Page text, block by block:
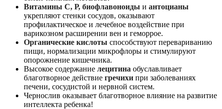
Витамины С, Р, биофлавоноиды и антоцианы
укрепляют стенки сосудов, оказывают
профилактическое и лечебное воздействие при
варикозном расширении вен и геморрое.
Органические кислоты способствуют перевариванию
пищи, нормализации микрофлоры и стимулируют
опорожнение кишечника.
Высокое содержание лецитина обуславливает
благотворное действие гречихи при заболеваниях
печени, сосудистой и нервной систем.
Чернослив оказывает благотворное влияние на развитие
интеллекта ребенка!